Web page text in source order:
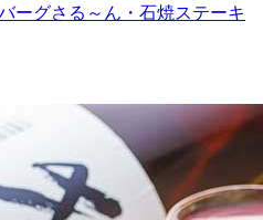
ーグさる～ん・石焼ステーキ